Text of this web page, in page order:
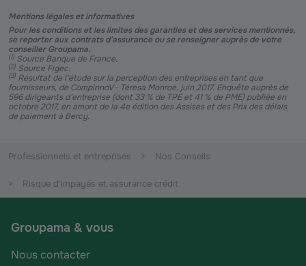
Mentions légales et informatives
Pour les conditions et les limites des garanties et des services mentionnés,
se reporter aux contrats d’assurance ou se renseigner auprès de votre
conseiller Groupama.
(1) Source Banque de France.
(2) Source Figec.
(3) Résultat de l’étude sur la perception des entreprises en tant que
fournisseurs, de CompinnoV - Teresa Monroe, juin 2017. Enquête auprès de
596 dirigeants d’entreprise (dont 33 % de TPE et 41 % de PME) publiée en
octobre 2017, en amont de la 4e édition des Assises et des Prix des délais
de paiement à Bercy.
Professionnels et entreprises Nos Conseils
Risque d'impayés et assurance crédit
Groupama & vous
Nous contacter